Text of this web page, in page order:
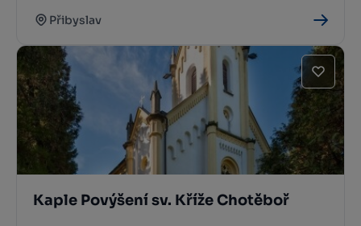
Přibyslav
Kaple Povýšení sv. Kříže Chotěboř